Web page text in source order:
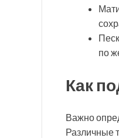
по
Как
Важно
Различные